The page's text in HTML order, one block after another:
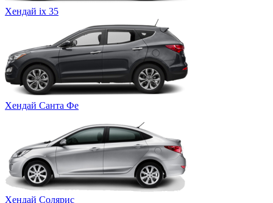
Хендай ix 35
Хендай Санта Фе
Хендай Солярис